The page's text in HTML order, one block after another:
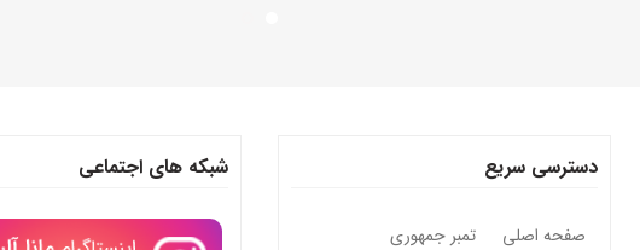
دسترسی سریع
صفحه اصلی
تمبر جمهوری
شبکه های اجتماعی